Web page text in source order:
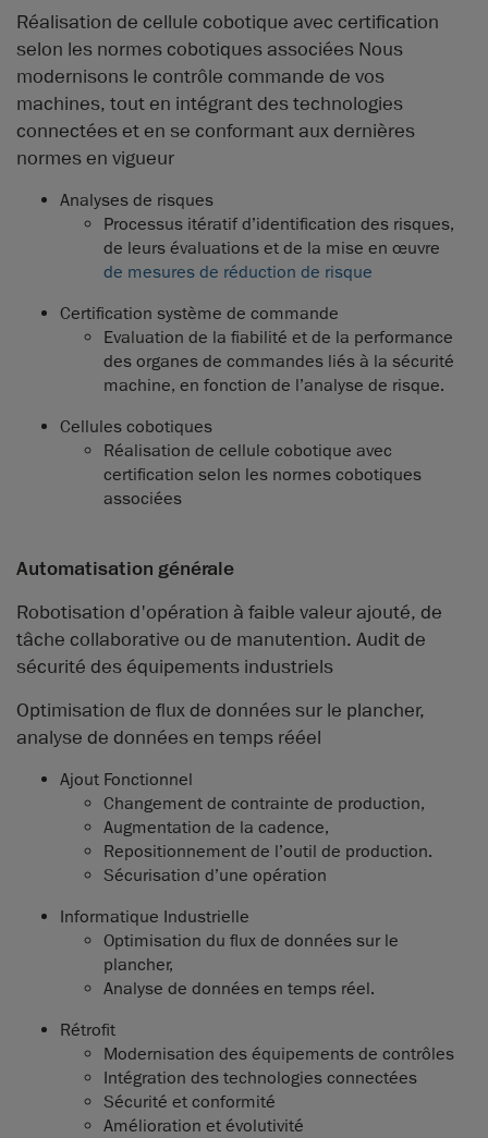
Réalisation de cellule cobotique avec certification
selon les normes cobotiques associées Nous
modernisons le contrôle commande de vos
machines, tout en intégrant des technologies
connectées et en se conformant aux dernières
normes en vigueur
Analyses de risques
Processus itératif d’identification des risques,
de leurs évaluations et de la mise en œuvre
de mesures de réduction de risque
Certification système de commande
Evaluation de la fiabilité et de la performance
des organes de commandes liés à la sécurité
machine, en fonction de l’analyse de risque.
Cellules cobotiques
Réalisation de cellule cobotique avec
certification selon les normes cobotiques
associées
Automatisation générale
Robotisation d'opération à faible valeur ajouté, de
tâche collaborative ou de manutention. Audit de
sécurité des équipements industriels
Optimisation de flux de données sur le plancher,
analyse de données en temps rééel
Ajout Fonctionnel
Changement de contrainte de production,
Augmentation de la cadence,
Repositionnement de l’outil de production.
Sécurisation d’une opération
Informatique Industrielle
Optimisation du flux de données sur le
plancher,
Analyse de données en temps réel.
Rétrofit
Modernisation des équipements de contrôles
Intégration des technologies connectées
Sécurité et conformité
Amélioration et évolutivité